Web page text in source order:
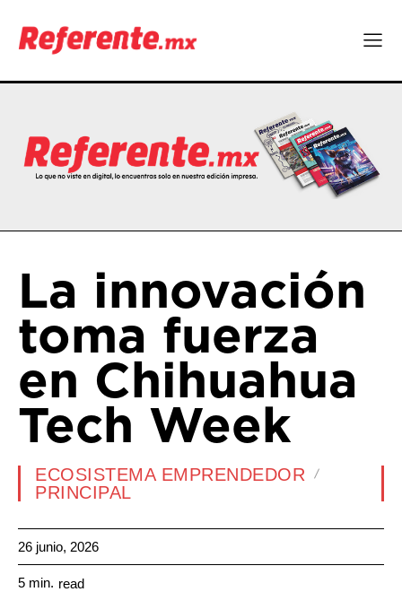
La innovación
toma fuerza
en Chihuahua
Tech Week
ECOSISTEMA EMPRENDEDOR
PRINCIPAL
26 junio, 2026
5 min. read